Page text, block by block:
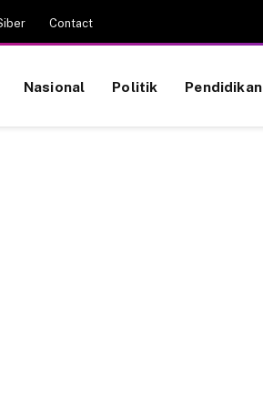
Contact
Nasional Politik Pendidikan